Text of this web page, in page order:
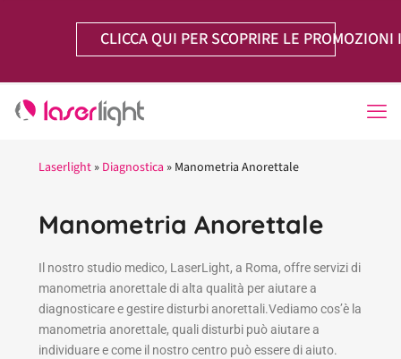
CLICCA QUI PER SCOPRIRE LE PROMOZIONI
Laserlight » Diagnostica » Manometria Anorettale
Manometria Anorettale
Il nostro studio medico, LaserLight, a Roma, offre servizi di
manometria anorettale di alta qualità per aiutare a
diagnosticare e gestire disturbi anorettali.Vediamo cos’è la
manometria anorettale, quali disturbi può aiutare a
individuare e come il nostro centro può essere di aiuto.